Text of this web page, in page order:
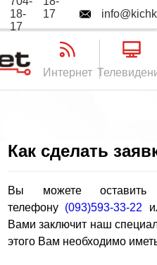
18-
17
17
Интернет
Как сделать
Вы можете
телефону (093)593-33-22
Вами заключит наш
этого Вам необходимо